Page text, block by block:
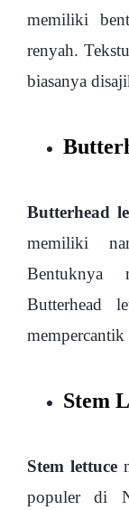
memiliki
renyah.
biasanya
Butterhead
memiliki
Bentuknya
Butterhead
Stem
Stem lettuce
populer di